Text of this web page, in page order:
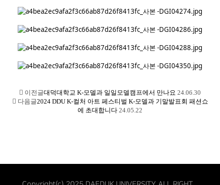
이전글대덕대학교 K-모델과 일일모델캠프에서 만나요 24.06.30
다음글2024 DDU K-컬처 아트 페스티벌 K-모델과 기말발표회 패션쇼
에 초대합니다 24.05.22